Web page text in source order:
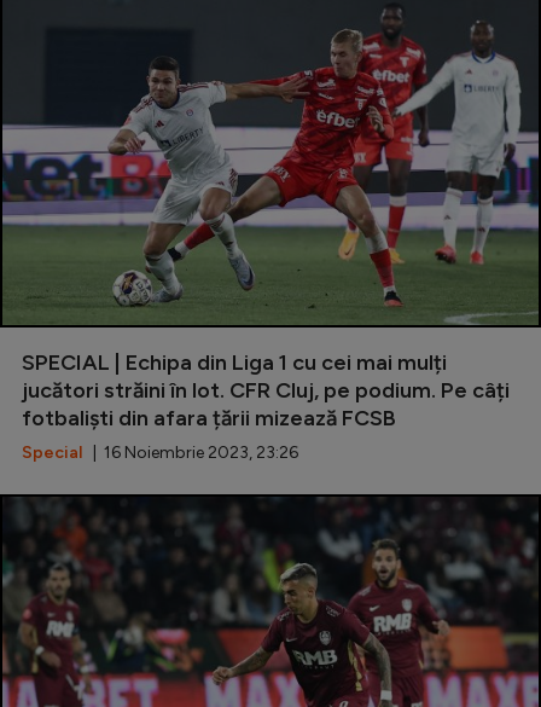
SPECIAL | Echipa din Liga 1 cu cei mai mulți
jucători străini în lot. CFR Cluj, pe podium. Pe câți
fotbaliști din afara țării mizează FCSB
Special | 16 Noiembrie 2023, 23:26